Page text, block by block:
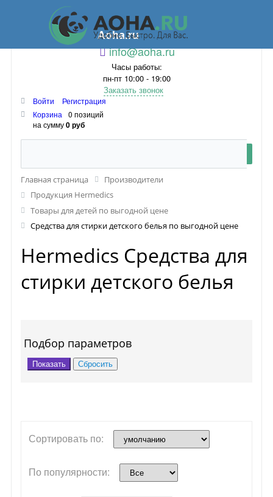
Aoha.ru
info@aoha.ru
Часы работы:
пн-пт 10:00 - 19:00
Заказать звонок
Войти
Регистрация
Корзина
0 позиций
на сумму0 руб
Главная страница
Производители
Продукция Hermedics
Товары для детей по выгодной цене
Средства для стирки детского белья по выгодной цене
Hermedics Средства для
стирки детского белья
Подбор параметров
Сортировать по:
По популярности: